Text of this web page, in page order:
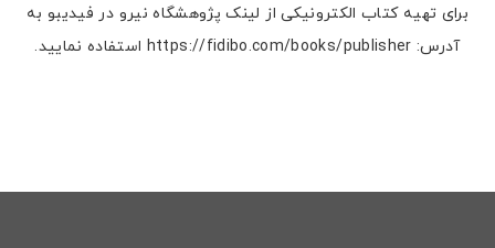
برای تهیه کتاب الکترونیکی از لینک پژوهشگاه نیرو در فیدیبو به
آدرس: https://fidibo.com/books/publisher استفاده نمایید.